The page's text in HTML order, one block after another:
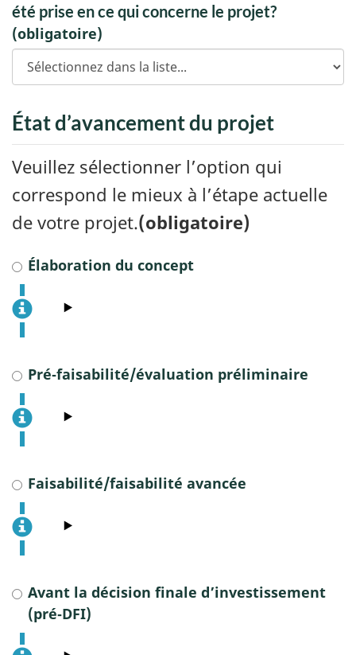
été prise en ce qui concerne le projet?
(obligatoire)
État d’avancement du projet
Veuillez sélectionner l’option qui
correspond le mieux à l’étape actuelle
de votre projet.(obligatoire)
Élaboration du concept
Pré‑faisabilité/évaluation préliminaire
Faisabilité/faisabilité avancée
Avant la décision finale d’investissement
(pré‑DFI)